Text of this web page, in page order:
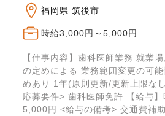
福岡県 筑後市
時給3,000円～5,000円
【仕事内容】歯科医師業務 就業場所変更の可能性:法人
の定めによる 業務範囲変更の可
めあり 1年(原則更新/更新上限な
応募要件> 歯科医師免許 【給与
5,000円 <給与の備考> 交通費補